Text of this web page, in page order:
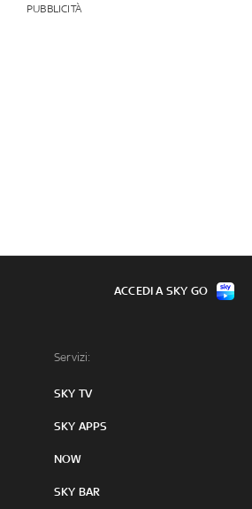
PUBBLICITÀ
Servizi:
SKY TV
SKY APPS
NOW
SKY BAR
ACCEDI A SKY GO